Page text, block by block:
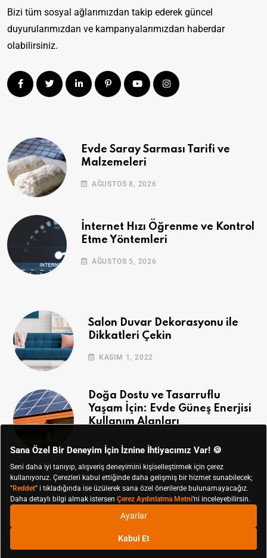
Bizi tüm sosyal ağlarımızdan takip ederek güncel
duyurularımızdan ve kampanyalarımızdan haberdar
olabilirsiniz.
Evde Saray Sarması Tarifi ve
Malzemeleri
AĞUSTOS 8, 2026
İnternet Hızı Öğrenme ve Kontrol
Etme Yöntemleri
AĞUSTOS 5, 2026
Salon Duvar Dekorasyonu ile
Dikkatleri Çekin
KASIM 1, 2022
Doğa Dostu ve Tasarruflu
Yaşam İçin: Evde Güneş Enerjisi
Kullanım Alanları
© Koçtaş 2019 - 2024 Tüm Hakları Saklıdır.